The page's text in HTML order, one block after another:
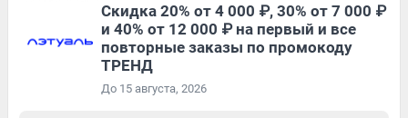
Скидка 20% от 4 000 ₽, 30% от 7 000 ₽
и 40% от 12 000 ₽ на первый и все
повторные заказы по промокоду
ТРЕНД
До 15 августа, 2026